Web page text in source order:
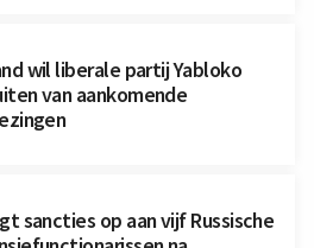
wil liberale partij Yabloko
van aankomende
sancties op aan vijf Russische